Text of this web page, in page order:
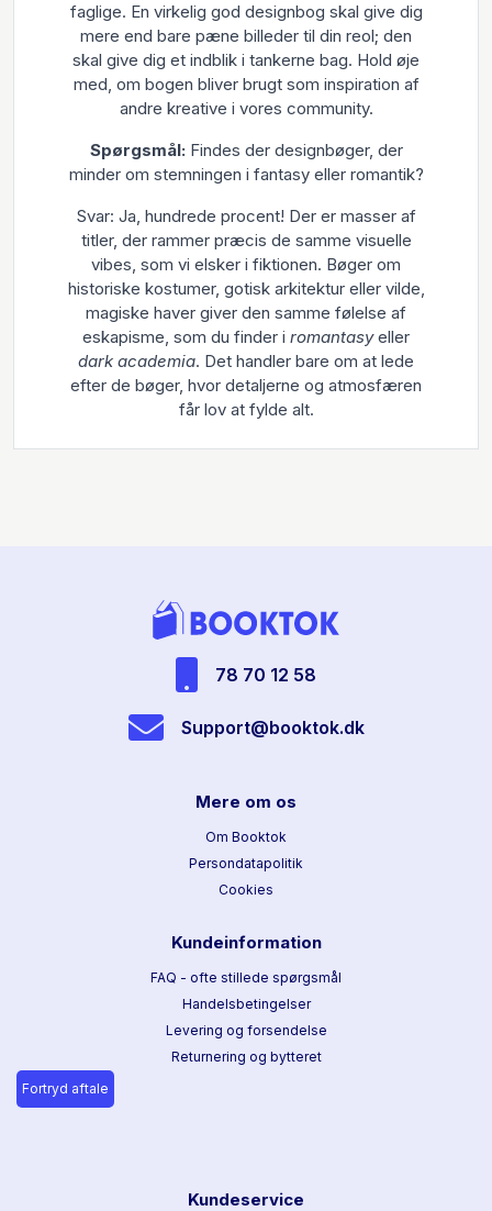
faglige. En virkelig god designbog skal give dig
mere end bare pæne billeder til din reol; den
skal give dig et indblik i tankerne bag. Hold øje
med, om bogen bliver brugt som inspiration af
andre kreative i vores community.
Spørgsmål: Findes der designbøger, der
minder om stemningen i fantasy eller romantik?
Svar: Ja, hundrede procent! Der er masser af
titler, der rammer præcis de samme visuelle
vibes, som vi elsker i fiktionen. Bøger om
historiske kostumer, gotisk arkitektur eller vilde,
magiske haver giver den samme følelse af
eskapisme, som du finder i romantasyeller
dark academia. Det handler bare om at lede
efter de bøger, hvor detaljerne og atmosfæren
får lov at fylde alt.
78 70 12 58
Support@booktok.dk
Mere om os
Om Booktok
Persondatapolitik
Cookies
Kundeinformation
FAQ - ofte stillede spørgsmål
Handelsbetingelser
Levering og forsendelse
Returnering og bytteret
Fortryd aftale
Kundeservice